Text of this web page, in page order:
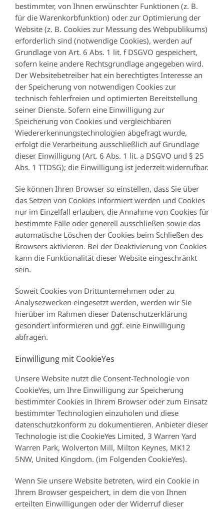
bestimmter, von Ihnen erwünschter Funktionen (z. B.
für die Warenkorbfunktion) oder zur Optimierung der
Website (z. B. Cookies zur Messung des Webpublikums)
erforderlich sind (notwendige Cookies), werden auf
Grundlage von Art. 6 Abs. 1 lit. f DSGVO gespeichert,
sofern keine andere Rechtsgrundlage angegeben wird.
Der Websitebetreiber hat ein berechtigtes Interesse an
der Speicherung von notwendigen Cookies zur
technisch fehlerfreien und optimierten Bereitstellung
seiner Dienste. Sofern eine Einwilligung zur
Speicherung von Cookies und vergleichbaren
Wiedererkennungstechnologien abgefragt wurde,
erfolgt die Verarbeitung ausschließlich auf Grundlage
dieser Einwilligung (Art. 6 Abs. 1 lit. a DSGVO und § 25
Abs. 1 TTDSG); die Einwilligung ist jederzeit widerrufbar.
Sie können Ihren Browser so einstellen, dass Sie über
das Setzen von Cookies informiert werden und Cookies
nur im Einzelfall erlauben, die Annahme von Cookies für
bestimmte Fälle oder generell ausschließen sowie das
automatische Löschen der Cookies beim Schließen des
Browsers aktivieren. Bei der Deaktivierung von Cookies
kann die Funktionalität dieser Website eingeschränkt
sein.
Soweit Cookies von Drittunternehmen oder zu
Analysezwecken eingesetzt werden, werden wir Sie
hierüber im Rahmen dieser Datenschutzerklärung
gesondert informieren und ggf. eine Einwilligung
abfragen.
Einwilligung mit CookieYes
Unsere Website nutzt die Consent-Technologie von
CookieYes, um Ihre Einwilligung zur Speicherung
bestimmter Cookies in Ihrem Browser oder zum Einsatz
bestimmter Technologien einzuholen und diese
datenschutzkonform zu dokumentieren. Anbieter dieser
Technologie ist die CookieYes Limited, 3 Warren Yard
Warren Park, Wolverton Mill, Milton Keynes, MK12
5NW, United Kingdom. (im Folgenden CookieYes).
Wenn Sie unsere Website betreten, wird ein Cookie in
Ihrem Browser gespeichert, in dem die von Ihnen
erteilten Einwilligungen oder der Widerruf dieser